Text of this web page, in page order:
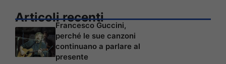
Articoli recenti
Francesco Guccini,
perché le sue canzoni
continuano a parlare al
presente